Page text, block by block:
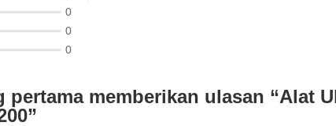
0
0
0
pertama memberikan ulasan “Alat